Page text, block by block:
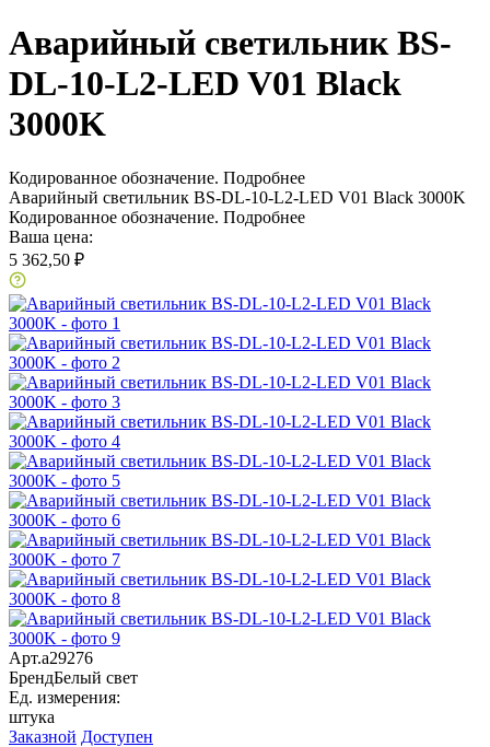
Аварийный светильник BS-
DL-10-L2-LED V01 Black
3000K
Кодированное обозначение. Подробнее
Аварийный светильник BS-DL-10-L2-LED V01 Black 3000K
Кодированное обозначение. Подробнее
Ваша цена:
5 362,50 ₽
Арт.a29276
БрендБелый свет
Ед. измерения:
штука
Заказной Доступен